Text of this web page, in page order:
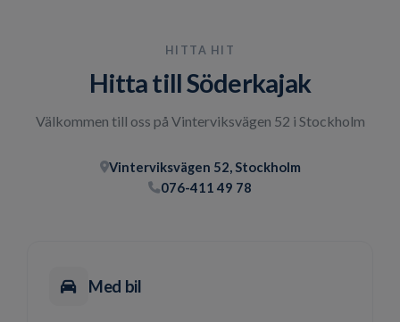
HITTA HIT
Hitta till Söderkajak
Välkommen till oss på Vinterviksvägen 52 i Stockholm
Vinterviksvägen 52, Stockholm
076-411 49 78
Med bil